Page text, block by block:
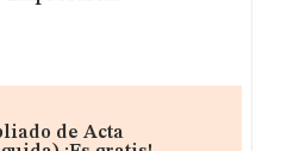
de Acta